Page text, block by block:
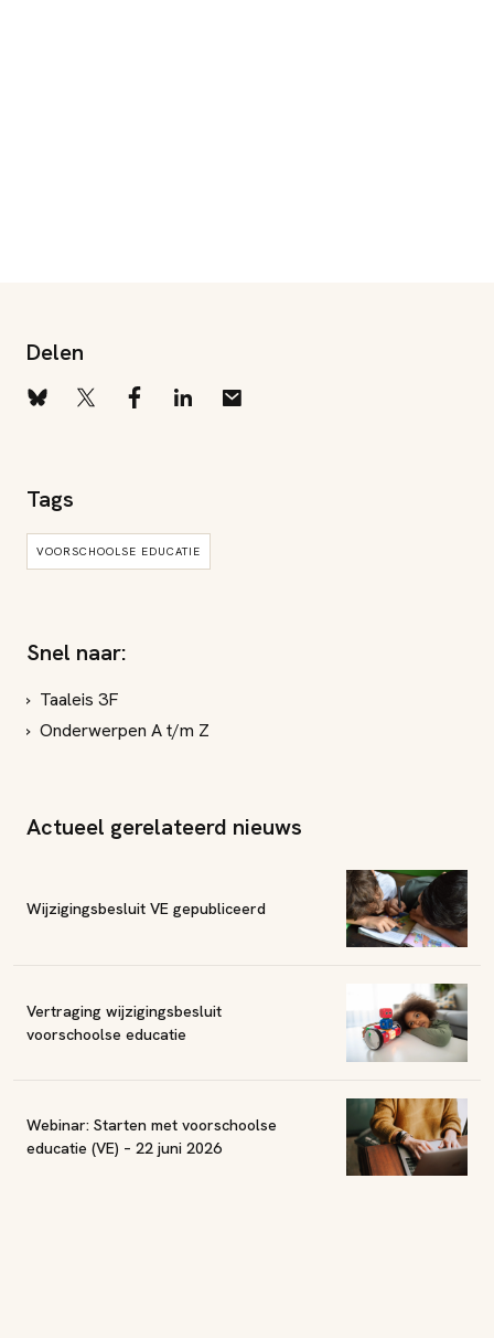
Delen
Tags
VOORSCHOOLSE EDUCATIE
Snel naar:
Taaleis 3F
Onderwerpen A t/m Z
Actueel gerelateerd nieuws
Wijzigingsbesluit VE gepubliceerd
Vertraging wijzigingsbesluit
voorschoolse educatie
Webinar: Starten met voorschoolse
educatie (VE) – 22 juni 2026